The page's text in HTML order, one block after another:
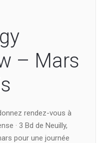
– Mars
rendez-vous à
· 3 Bd de Neuilly,
pour une journée